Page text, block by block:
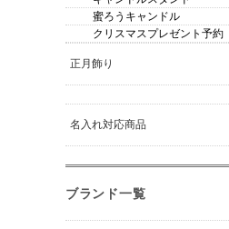
蜜ろうキャンドル
クリスマスプレゼント予約
正月飾り
名入れ対応商品
ブランド一覧